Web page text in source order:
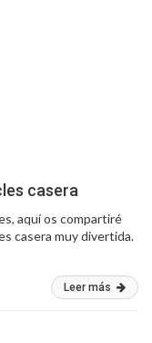
casera
aquí os compartiré
casera muy divertida.
Leer más